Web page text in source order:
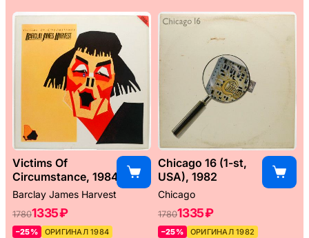
Victims Of
Circumstance, 1984
Barclay James Harvest
17801335 ₽
–25%
ОРИГИНАЛ 1984
Chicago 16 (1-st,
USA), 1982
Chicago
17801335 ₽
–25% ОРИГИНАЛ 1982